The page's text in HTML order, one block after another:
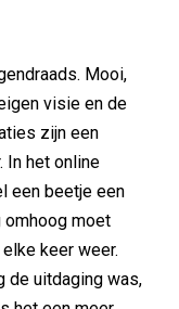
Mooi,
visie en de
zijn een
In het online
een beetje een
omhoog moet
keer weer.
de uitdaging was,